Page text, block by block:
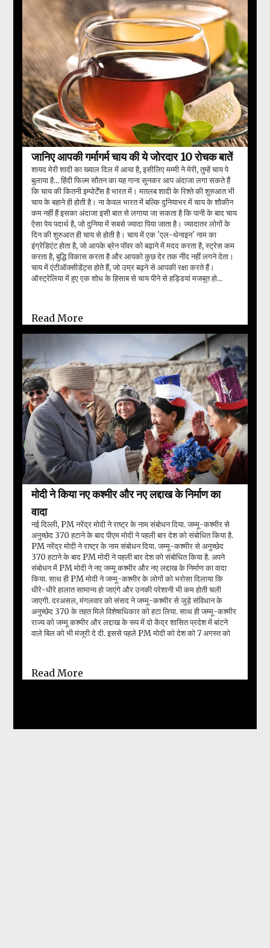
जानिए आपकी गर्मागर्म चाय की ये जोरदार 10 रोचक बातें
शायद मेरी शादी का ख्याल दिल में आया है, इसीलिए मम्मी ने मेरी, तुम्हें चाय पे
बुलाया है... हिंदी फिल्म सौतन का यह गाना सुनकर आप अंदाजा लगा सकते हैं
कि चाय की कितनी इम्पोर्टेंस है भारत में। मतलब शादी के रिश्ते की शुरुआत भी
चाय के बहाने ही होती है। ना केवल भारत में बल्कि दुनियाभर में चाय के शौकीन
कम नहीं हैं इसका अंदाजा इसी बात से लगाया जा सकता है कि पानी के बाद चाय
ऐसा पेय पदार्थ है, जो दुनिया में सबसे ज्यादा पिया जाता है। ज्यादातर लोगों के
दिन की शुरुआत ही चाय से होती है। चाय में एक 'एल-थेनाइन' नाम का
इंग्रेडिएंट होता है, जो आपके ब्रेन पॉवर को बढ़ाने में मदद करता है, स्ट्रेस कम
करता है, बुद्धि विकास करता है और आपको कुछ देर तक नींद नहीं लगने देता।
चाय में एंटीऑक्सीडेंट्स होते हैं, जो उम्र बढ़ने से आपकी रक्षा करते हैं।
ऑस्ट्रेलिया में हुए एक शोध के हिसाब से चाय पीने से हड्डियां मजबूत हो...
Read More
मोदी ने किया नए कश्मीर और नए लद्दाख के निर्माण का
वादा
नई दिल्ली, PM नरेंद्र मोदी ने राष्ट्र के नाम संबोधन दिया. जम्मू-कश्मीर से
अनुच्छेद 370 हटाने के बाद पीएम मोदी ने पहली बार देश को संबोधित किया है.
PM नरेंद्र मोदी ने राष्ट्र के नाम संबोधन दिया. जम्मू-कश्मीर से अनुच्छेद
370 हटाने के बाद PM मोदी ने पहली बार देश को संबोधित किया है. अपने
संबोधन में PM मोदी ने नए जम्मू कश्मीर और नए लद्दाख के निर्माण का वादा
किया. साथ ही PM मोदी ने जम्मू-कश्मीर के लोगों को भरोसा दिलाया कि
धीरे-धीरे हालात सामान्य हो जाएंगे और उनकी परेशानी भी कम होती चली
जाएगी. दरअसल, मंगलवार को संसद ने जम्मू-कश्मीर से जुड़े संविधान के
अनुच्छेद 370 के तहत मिले विशेषाधिकार को हटा लिया. साथ ही जम्मू-कश्मीर
राज्य को जम्मू कश्मीर और लद्दाख के रूप में दो केंद्र शासित प्रदेश में बांटने
वाले बिल को भी मंजूरी दे दी. इससे पहले PM मोदी को देश को 7 अगस्त को
Read More